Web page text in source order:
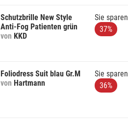
Schutzbrille New Style
Anti-Fog Patienten grün
von KKD
Sie sparen
37%
Foliodress Suit blau Gr.M
von Hartmann
Sie sparen
36%